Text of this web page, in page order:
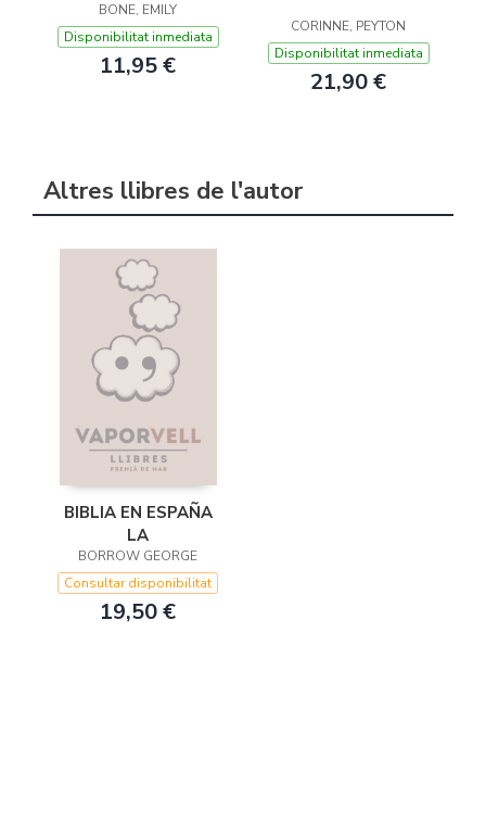
BONE, EMILY
Disponibilitat inmediata
11,95 €
CORINNE, PEYTON
Disponibilitat inmediata
21,90 €
Altres llibres de l'autor
BIBLIA EN ESPAÑA
LA
BORROW GEORGE
Consultar disponibilitat
19,50 €